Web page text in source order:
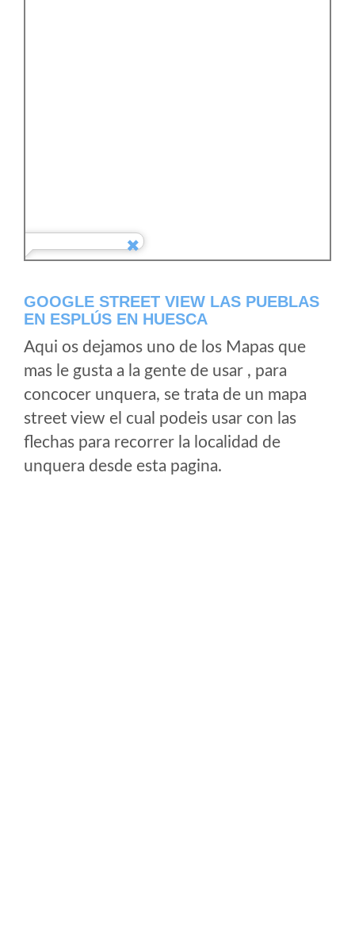
GOOGLE STREET VIEW LAS PUEBLAS
EN ESPLÚS EN HUESCA
Aqui os dejamos uno de los Mapas que
mas le gusta a la gente de usar , para
concocer unquera, se trata de un mapa
street view el cual podeis usar con las
flechas para recorrer la localidad de
unquera desde esta pagina.